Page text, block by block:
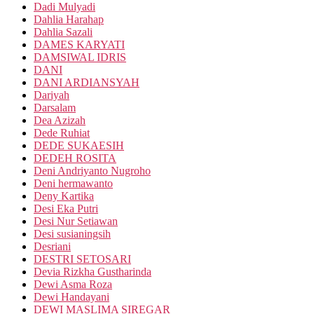
Dadi Mulyadi
Dahlia Harahap
Dahlia Sazali
DAMES KARYATI
DAMSIWAL IDRIS
DANI
DANI ARDIANSYAH
Dariyah
Darsalam
Dea Azizah
Dede Ruhiat
DEDE SUKAESIH
DEDEH ROSITA
Deni Andriyanto Nugroho
Deni hermawanto
Deny Kartika
Desi Eka Putri
Desi Nur Setiawan
Desi susianingsih
Desriani
DESTRI SETOSARI
Devia Rizkha Gustharinda
Dewi Asma Roza
Dewi Handayani
DEWI MASLIMA SIREGAR